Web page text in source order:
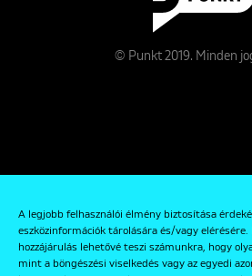
A legjobb felhasználói élmény biztosítása
eszközinformációk tárolására és/vagy elérésére.
hozzájárulás lehetővé teszi számunkra, hogy
mint a böngészési viselkedés vagy az egyedi
© Punkt 2019. Minden
Kapcsolat
Adatkezelési és Adatvédelmi